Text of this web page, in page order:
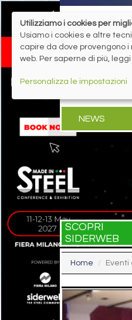
NEWS
SCOPRI
SIDERWEB
Home Eventi
Utilizziamo i cookies per
Usiamo i cookies e altre
capire da dove provengono
web. Per saperne di più,
Personalizza le impostazioni